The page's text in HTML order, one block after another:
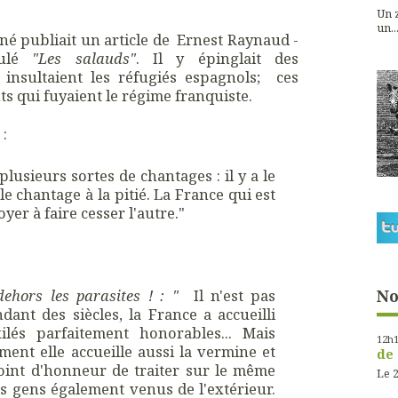
publiait un article de Ernest Raynaud -
"Les salauds". Il y épinglait des
les réfugiés espagnols; ces
qui fuyaient le régime franquiste.
:
sortes de chantages : il y a le
chantage à la pitié. La France qui est
à faire cesser l'autre."
les parasites ! : "Il n'est pas
des siècles, la France a accueilli
parfaitement honorables... Mais
elle accueille aussi la vermine et
d'honneur de traiter sur le même
gens également venus de l'extérieur.
Un
de
Le